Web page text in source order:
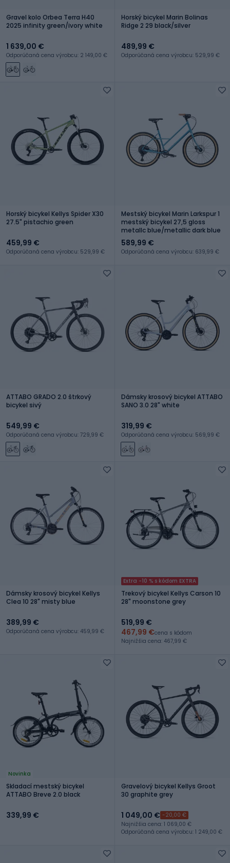
Gravel kolo Orbea Terra H40
2025 infinity green/ivory white
1 639,00 €
Odporúčaná cena výrobcu: 2 149,00 €
Horský bicykel Marin Bolinas
Ridge 2 29 black/silver
489,99 €
Odporúčaná cena výrobcu: 529,99 €
Horský bicykel Kellys Spider X30
27.5" pistachio green
459,99 €
Odporúčaná cena výrobcu: 529,99 €
Mestský bicykel Marin Larkspur 1
mestský bicykel 27,5 gloss
metallc blue/metallic dark blue
589,99 €
Odporúčaná cena výrobcu: 639,99 €
ATTABO GRADO 2.0 štrkový
bicykel sivý
549,99 €
Odporúčaná cena výrobcu: 729,99 €
Dámsky krosový bicykel ATTABO
SANO 3.0 28" white
319,99 €
Odporúčaná cena výrobcu: 569,99 €
Dámsky krosový bicykel Kellys
Clea 10 28" misty blue
389,99 €
Odporúčaná cena výrobcu: 459,99 €
Extra -10 % s kódom EXTRA
Trekový bicykel Kellys Carson 10
28" moonstone grey
519,99 €
467,99 €cena s kódom
Najnižšia cena: 467,99 €
Novinka
Skladací mestský bicykel
ATTABO Breve 2.0 black
339,99 €
Gravelový bicykel Kellys Groot
30 graphite grey
1 049,00 € -20,00 €
Najnižšia cena: 1 069,00 €
Odporúčaná cena výrobcu: 1 249,00 €